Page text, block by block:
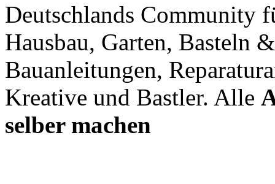
Deutschlands Community
Hausbau, Garten, Basteln
Bauanleitungen,
Kreative und Bastler. Alle
selber machen